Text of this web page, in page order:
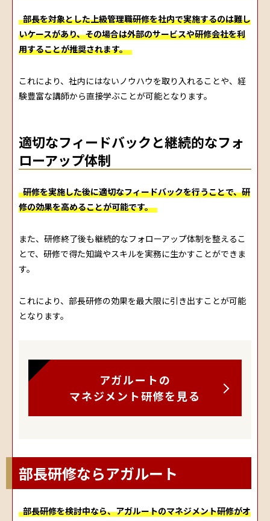
部長を対象とした上級管理職研修を社内で実施するのは難し
いケースがあり、その場合は外部のサービスや研修会社を利
用することが推奨されます。
これにより、社内にはないノウハウを取り入れることや、経
験豊富な講師から直接学ぶことが可能となります。
適切なフィードバックと継続的なフォ
ローアップ体制
研修を実施した後に適切なフィードバックを行うことで、研
修の効果を高めることが可能です。
また、研修終了後も継続的なフォローアップ体制を整えるこ
とで、研修で得た知識やスキルを実務に生かすことができま
す。
これにより、部長研修の効果を最大限に引き出すことが可能
となります。
アガルートの
マネジメント研修を見る
部長研修ならアガルート
部長研修を検討中なら、アガルートのマネジメント研修がオ